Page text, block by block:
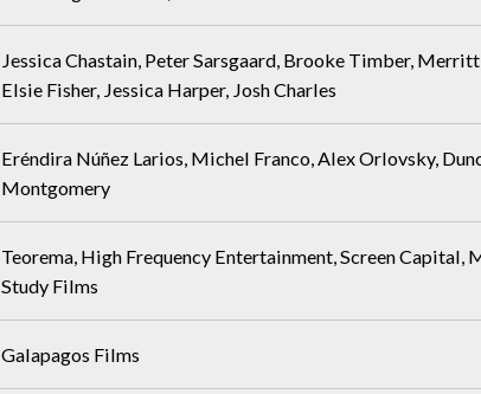
Jessica Chastain, Peter Sarsgaard, Brooke Timber,
Elsie Fisher, Jessica Harper, Josh Charles
Eréndira Núñez Larios, Michel Franco, Alex Orlovsky,
Montgomery
Teorema, High Frequency Entertainment, Screen Capital,
Study Films
Galapagos Films